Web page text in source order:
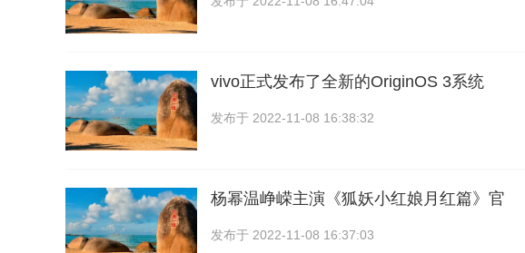
vivo正式发布了全新的OriginOS 3系统
发布于 2022-11-08 16:38:32
杨幂温峥嵘主演《狐妖小红娘月红篇》官
发布于 2022-11-08 16:37:03